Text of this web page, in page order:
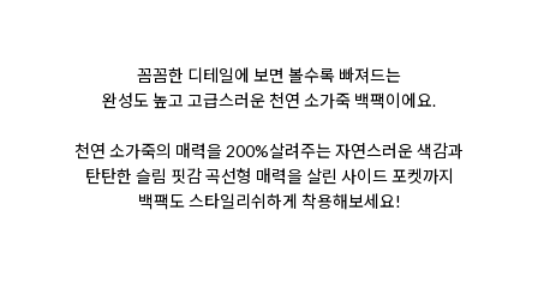
꼼꼼한 디테일에 보면 볼수록 빠져드는
완성도 높고 고급스러운 천연 소가죽 백팩이에요.
천연 소가죽의 매력을 200%살려주는자연스러운 색감과
탄탄한 슬림 핏감곡선형 매력을 살린 사이드 포켓까지
백팩도 스타일리쉬하게 착용해보세요!